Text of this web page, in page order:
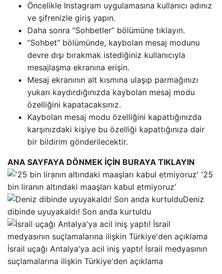
Öncelikle Instagram uygulamasına kullanıcı adınız
ve şifrenizle giriş yapın.
Daha sonra “Sohbetler” bölümüne tıklayın.
“Sohbet” bölümünde, kaybolan mesaj modunu
devre dışı bırakmak istediğiniz kullanıcıyla
mesajlaşma ekranına erişin.
Mesaj ekranının alt kısmına ulaşıp parmağınızı
yukarı kaydırdığınızda kaybolan mesaj modu
özelliğini kapatacaksınız.
Kaybolan mesaj modu özelliğini kapattığınızda
karşınızdaki kişiye bu özelliği kapattığınıza dair
bir bildirim gönderilecektir.
ANA SAYFAYA DÖNMEK İÇİN BURAYA TIKLAYIN
'25
bin liranın altındaki maaşları kabul etmiyoruz'
Deniz
dibinde uyuyakaldı! Son anda kurtuldu
İsrail uçağı Antalya'ya acil iniş yaptı! İsrail medyasının
suçlamalarına ilişkin Türkiye'den açıklama